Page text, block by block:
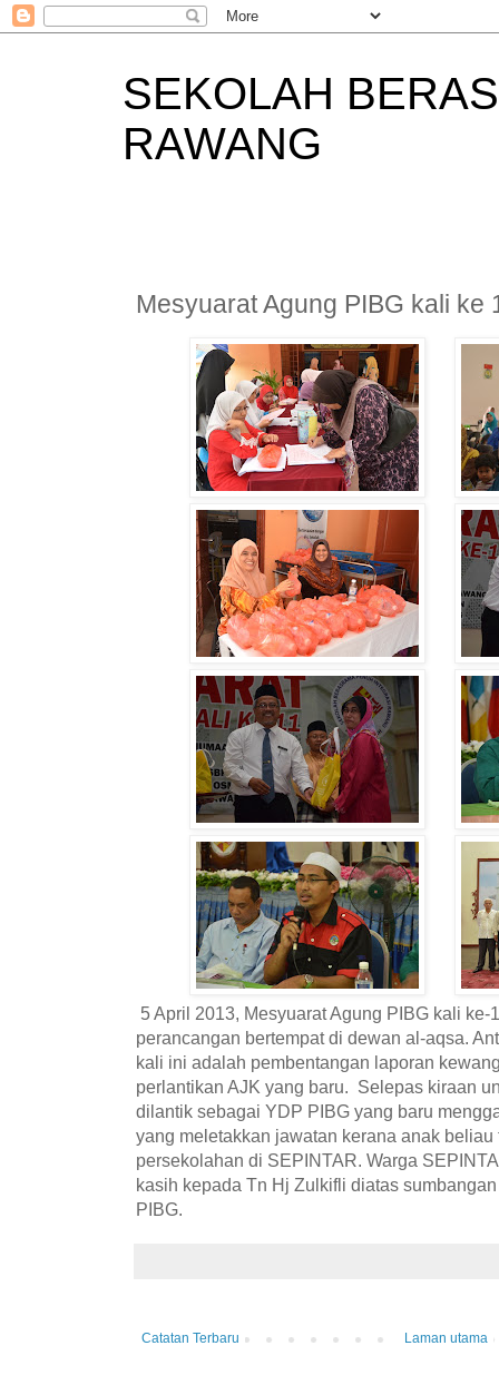
SEKOLAH
RAWANG
Mesyuarat Agung PIBG kali ke
5 April 2013, Mesyuarat Agung PIBG kali
perancangan bertempat di dewan al-aqsa.
kali ini adalah pembentangan laporan
perlantikan AJK yang baru. Selepas kiraan
dilantik sebagai YDP PIBG yang baru
yang meletakkan jawatan kerana anak
persekolahan di SEPINTAR. Warga
kasih kepada Tn Hj Zulkifli diatas
PIBG.
Catatan Terbaru Laman utama